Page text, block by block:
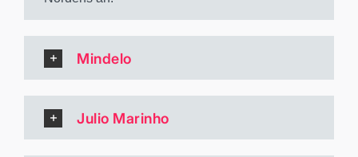
Mindelo
Julio Marinho